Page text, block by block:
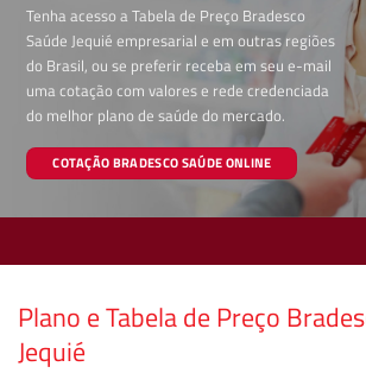
Tenha acesso a Tabela de Preço Bradesco
Saúde Jequié empresarial e em outras regiões
do Brasil, ou se preferir receba em seu e-mail
uma cotação com valores e rede credenciada
do melhor plano de saúde do mercado.
COTAÇÃO BRADESCO SAÚDE ONLINE
Plano e Tabela de Preço
Jequié